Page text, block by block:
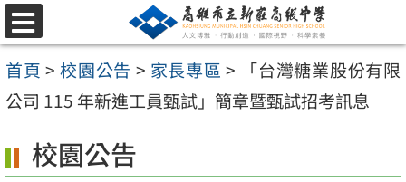
跳
至
主
要
容
選
單
首頁 > 校園公告 > 家長專區 >
「台灣糖業股份有限
公司 115 年新進工員甄試」簡章暨甄試招考訊息
校園公告